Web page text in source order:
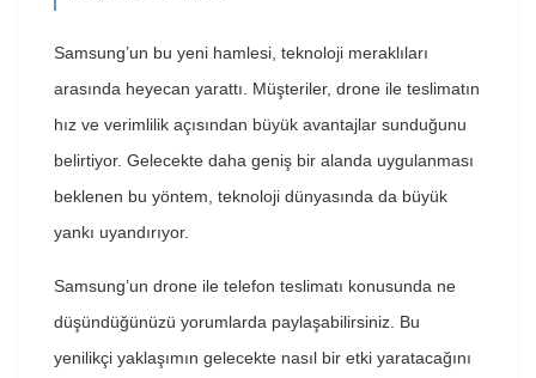
Samsung’un bu yeni hamlesi, teknoloji meraklıları
arasında heyecan yarattı. Müşteriler, drone ile teslimatın
hız ve verimlilik açısından büyük avantajlar sunduğunu
belirtiyor. Gelecekte daha geniş bir alanda uygulanması
beklenen bu yöntem, teknoloji dünyasında da büyük
yankı uyandırıyor.
Samsung’un drone ile telefon teslimatı konusunda ne
düşündüğünüzü yorumlarda paylaşabilirsiniz. Bu
yenilikçi yaklaşımın gelecekte nasıl bir etki yaratacağını